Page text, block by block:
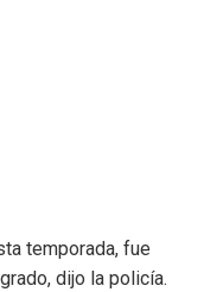
temporada, fue
dijo la policía.